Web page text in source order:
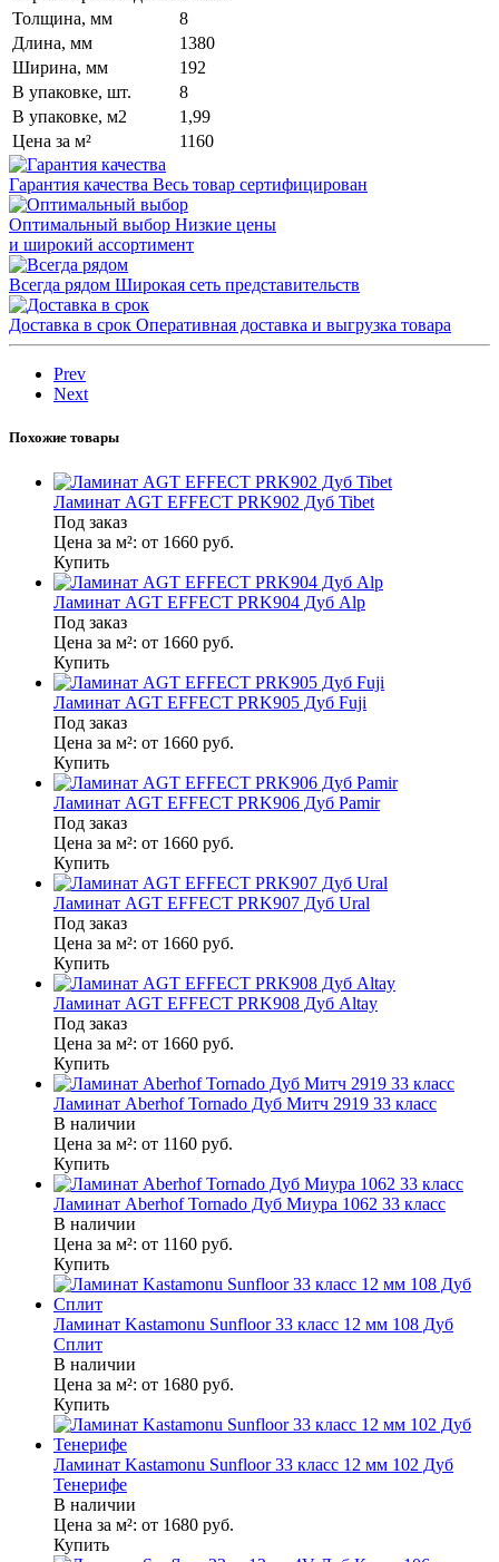
Толщина, мм
8
Длина, мм
1380
Ширина, мм
192
В упаковке, шт.
8
В упаковке, м2
1,99
Цена за м²
1160
Гарантия качества Весь товар сертифицирован
Оптимальный выбор Низкие цены
и широкий ассортимент
Всегда рядом Широкая сеть представительств
Доставка в срок Оперативная доставка и выгрузка товара
Prev
Next
Похожие товары
Ламинат AGT EFFECT PRK902 Дуб Tibet
Под заказ
Цена за м²: от 1660 руб.
Купить
Ламинат AGT EFFECT PRK904 Дуб Alp
Под заказ
Цена за м²: от 1660 руб.
Купить
Ламинат AGT EFFECT PRK905 Дуб Fuji
Под заказ
Цена за м²: от 1660 руб.
Купить
Ламинат AGT EFFECT PRK906 Дуб Pamir
Под заказ
Цена за м²: от 1660 руб.
Купить
Ламинат AGT EFFECT PRK907 Дуб Ural
Под заказ
Цена за м²: от 1660 руб.
Купить
Ламинат AGT EFFECT PRK908 Дуб Altay
Под заказ
Цена за м²: от 1660 руб.
Купить
Ламинат Aberhof Tornado Дуб Митч 2919 33 класс
В наличии
Цена за м²: от 1160 руб.
Купить
Ламинат Aberhof Tornado Дуб Миура 1062 33 класс
В наличии
Цена за м²: от 1160 руб.
Купить
Ламинат Kastamonu Sunfloor 33 класс 12 мм 108 Дуб
Сплит
В наличии
Цена за м²: от 1680 руб.
Купить
Ламинат Kastamonu Sunfloor 33 класс 12 мм 102 Дуб
Тенерифе
В наличии
Цена за м²: от 1680 руб.
Купить